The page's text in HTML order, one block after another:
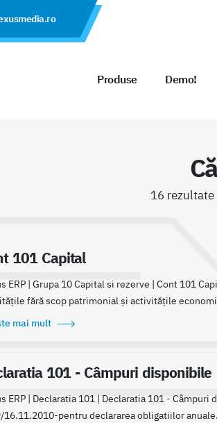
Produse Demo!
16
101 Capital
ERP | Grupa 10 Capital si rezerve | Cont 101
fără scop patrimonial și activitățile
mai mult
101 - Câmpuri disponibile
ERP | Declaratia 101 | Declaratia 101 -
16.11.2010-pentru declararea obligatiilor